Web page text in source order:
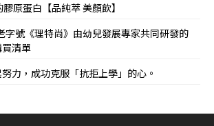
原蛋白【品純萃 美顏飲】
號《理特尚》由幼兒發展專家共同研發的
清單
力，成功克服「抗拒上學」的心。